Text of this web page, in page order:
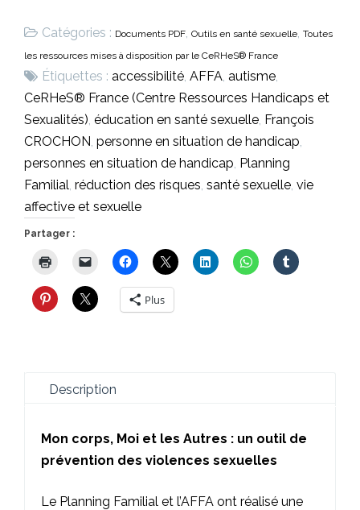
Catégories : Documents PDF, Outils en santé sexuelle, Toutes
les ressources mises à disposition par le CeRHeS® France
Étiquettes : accessibilité, AFFA, autisme,
CeRHeS® France (Centre Ressources Handicaps et
Sexualités), éducation en santé sexuelle, François
CROCHON, personne en situation de handicap,
personnes en situation de handicap, Planning
Familial, réduction des risques, santé sexuelle, vie
affective et sexuelle
Partager :
Plus
Description
Mon corps, Moi et les Autres : un outil de
prévention des violences sexuelles
Le Planning Familial et l’AFFA ont réalisé une